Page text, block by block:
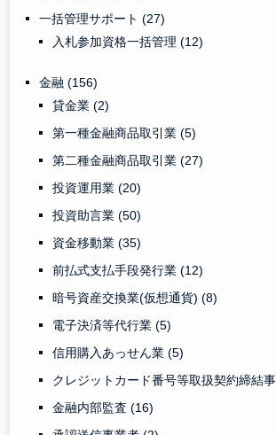
一括管理サポート(27)
入札参加資格一括管理(12)
金融(156)
貸金業(2)
第一種金融商品取引業(5)
第二種金融商品取引業(27)
投資運用業(20)
投資助言業(50)
資金移動業(35)
前払式支払手段発行業(12)
暗号資産交換業(仮想通貨)(8)
電子決済等代行業(5)
信用購入あっせん業(5)
クレジットカード番号等取扱契約締結
金融内部監査(16)